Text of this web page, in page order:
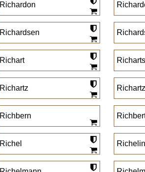
Richardon
Richardsen
Richart
Richartz
Richbern
Richel